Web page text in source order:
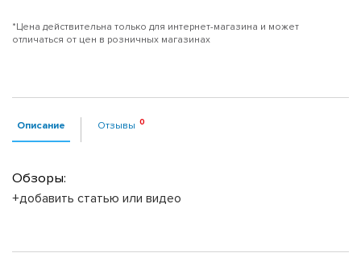
*Цена действительна только для интернет-магазина и может
отличаться от цен в розничных магазинах
Описание Отзывы
Обзоры:
+добавить статью или видео